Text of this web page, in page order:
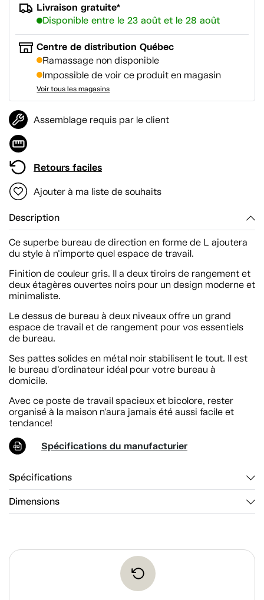
Livraison gratuite*
Disponible entre le 23 août et le 28 août
Centre de distribution Québec
Ramassage non disponible
Impossible de voir ce produit en magasin
Voir tous les magasins
Assemblage requis par le client
Retours faciles
Ajouter à ma liste de souhaits
Description
Ce superbe bureau de direction en forme de L ajoutera
du style à n'importe quel espace de travail.
Finition de couleur gris. Il a deux tiroirs de rangement et
deux étagères ouvertes noirs pour un design moderne et
minimaliste.
Le dessus de bureau à deux niveaux offre un grand
espace de travail et de rangement pour vos essentiels
de bureau.
Ses pattes solides en métal noir stabilisent le tout. Il est
le bureau d'ordinateur idéal pour votre bureau à
domicile.
Avec ce poste de travail spacieux et bicolore, rester
organisé à la maison n'aura jamais été aussi facile et
tendance!
Spécifications du manufacturier
Spécifications
Dimensions